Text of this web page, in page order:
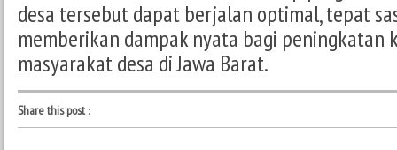
desa tersebut dapat berjalan optimal, tepat
memberikan dampak nyata bagi peningkatan
masyarakat desa di Jawa Barat.
Share this post: